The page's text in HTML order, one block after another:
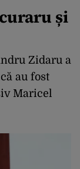
și
Zidaru a
au fost
Maricel